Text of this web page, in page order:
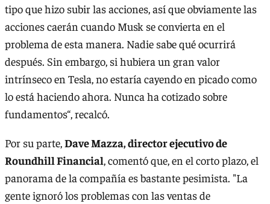
tipo que hizo subir las acciones, así que obviamente las
acciones caerán cuando Musk se convierta en el
problema de esta manera. Nadie sabe qué ocurrirá
después. Sin embargo, si hubiera un gran valor
intrínseco en Tesla, no estaría cayendo en picado como
lo está haciendo ahora. Nunca ha cotizado sobre
fundamentos“, recalcó.
Por su parte, Dave Mazza, director ejecutivo de
Roundhill Financial , comentó que, en el corto plazo, el
panorama de la compañía es bastante pesimista. "La
gente ignoró los problemas con las ventas de